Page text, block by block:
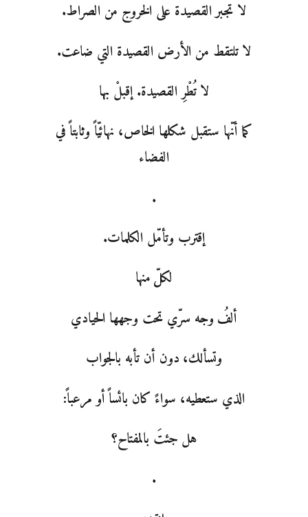
لا تجبر القصيدة على الخروج من الصراط.
لا تلتقط من الأرض القصيدة التي ضاعت.
لا تُطْرِ القصيدة. إقبلْ بها
كما أنّها ستقبل شكلها الخاص، نهائيّاً وثابتاً في
الفضاء
.
إقترب وتأمّل الكلمات.
لكلّ منها
ألفُ وجه سرّي تحت وجهها الحيادي
وتسألك، دون أن تأبه بالجواب
الذي ستعطيه، سواءً كان بائساً أو مرعباً:
هل جئتَ بالمفتاح؟
.